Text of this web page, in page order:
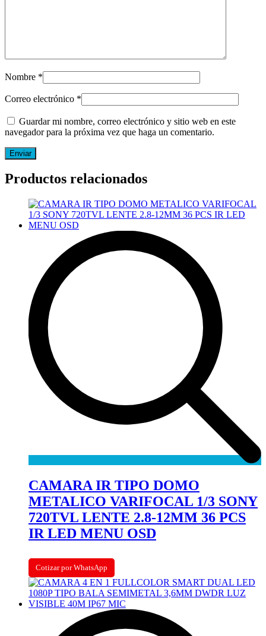
Nombre *
Correo electrónico *
Guardar mi nombre, correo electrónico y sitio web en este
navegador para la próxima vez que haga un comentario.
Productos relacionados
CAMARA IR TIPO DOMO
METALICO VARIFOCAL 1/3 SONY
720TVL LENTE 2.8-12MM 36 PCS
IR LED MENU OSD
Cotizar por WhatsApp